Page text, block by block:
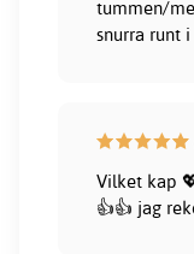
tummen/
snurra runt
Vilket kap
👍👍 jag